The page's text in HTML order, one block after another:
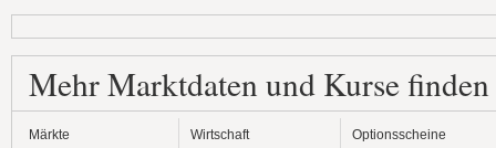
Mehr Marktdaten und Kurse
Märkte
Wirtschaft
Optionsscheine